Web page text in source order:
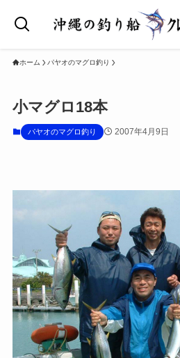
ホーム パヤオのマグロ釣り
小マグロ18本
パヤオのマグロ釣り 2007年4月9日